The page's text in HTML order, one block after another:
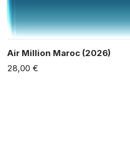
Air Million Maroc (2026)
28,00 €